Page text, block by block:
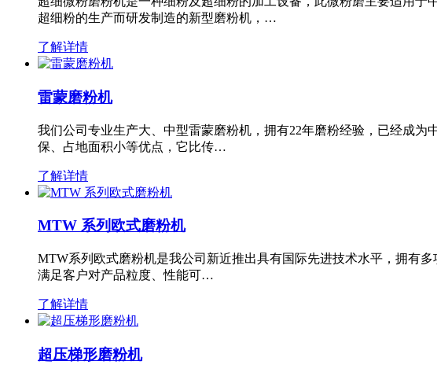
超细粉的生产而研发制造的新型磨粉机，…
了解详情
雷蒙磨粉机
我们公司专业生产大、中型雷蒙磨粉机，拥有22年磨粉经验，已经成
保、占地面积小等优点，它比传…
了解详情
MTW 系列欧式磨粉机
MTW系列欧式磨粉机是我公司新近推出具有国际先进技术水平，拥有
满足客户对产品粒度、性能可…
了解详情
超压梯形磨粉机